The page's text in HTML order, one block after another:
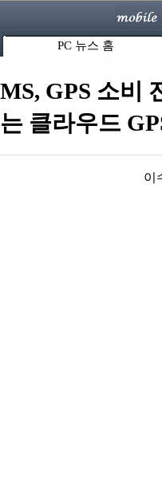
PC 뉴스 홈
MS, GPS 소비
는 클라우드
이